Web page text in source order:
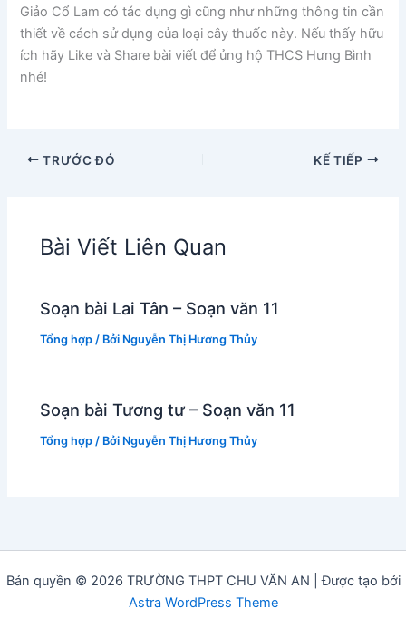
Giảo Cổ Lam có tác dụng gì cũng như những thông tin cần
thiết về cách sử dụng của loại cây thuốc này. Nếu thấy hữu
ích hãy Like và Share bài viết để ủng hộ THCS Hưng Bình
nhé!
TRƯỚC ĐÓ KẾ TIẾP
Bài Viết Liên Quan
Soạn bài Lai Tân – Soạn văn 11
Tổng hợp / Bởi Nguyễn Thị Hương Thủy
Soạn bài Tương tư – Soạn văn 11
Tổng hợp / Bởi Nguyễn Thị Hương Thủy
Bản quyền © 2026 TRƯỜNG THPT CHU VĂN AN | Được tạo bởi
Astra WordPress Theme